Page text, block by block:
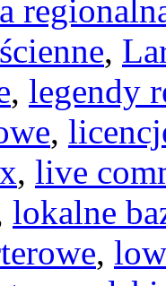
,
, legendy
,
, live
lokalne
,